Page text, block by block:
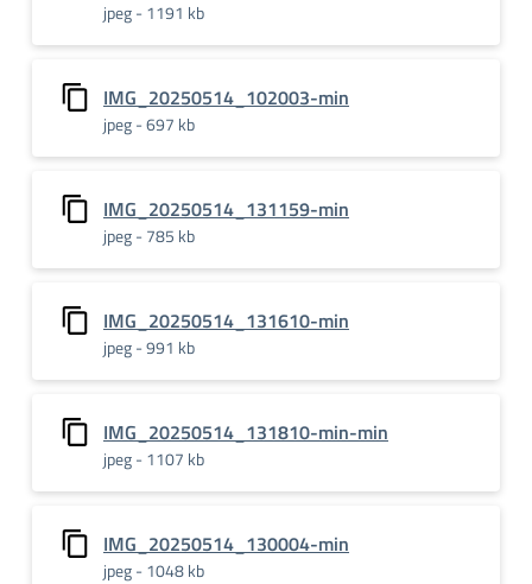
jpeg - 1191 kb
IMG_20250514_102003-min
jpeg - 697 kb
IMG_20250514_131159-min
jpeg - 785 kb
IMG_20250514_131610-min
jpeg - 991 kb
IMG_20250514_131810-min-min
jpeg - 1107 kb
IMG_20250514_130004-min
jpeg - 1048 kb